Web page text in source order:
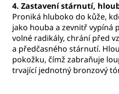
4. Zastavení stárnutí,
Proniká hluboko do kůže,
jako houba a zevnitř vypíná
volné radikály, chrání před
a předčasného stárnutí.
pokožku, čímž zabraňuje
trvající jednotný bronzový